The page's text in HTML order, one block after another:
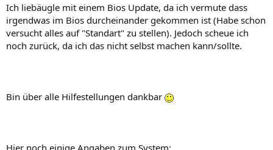
Ich liebäugle mit einem Bios Update, da ich vermute dass
irgendwas im Bios durcheinander gekommen ist (Habe schon
versucht alles auf "Standart" zu stellen). Jedoch scheue ich
noch zurück, da ich das nicht selbst machen kann/sollte.
Bin über alle Hilfestellungen dankbar
Hier noch einige Angaben zum System: